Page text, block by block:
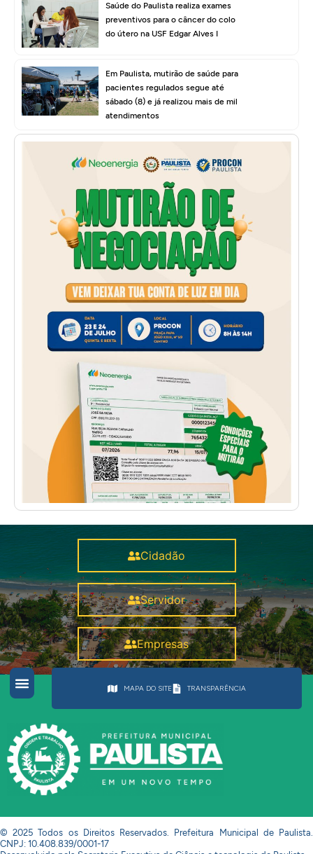
Saúde do Paulista realiza exames
preventivos para o câncer do colo
do útero na USF Edgar Alves I
Em Paulista, mutirão de saúde para
pacientes regulados segue até
sábado (8) e já realizou mais de mil
atendimentos
Cidadão
Servidor
Empresas
MAPA DO SITE TRANSPARÊNCIA
© 2025 Todos os Direitos Reservados. Prefeitura Municipal de Paulista.
CNPJ: 10.408.839/0001-17